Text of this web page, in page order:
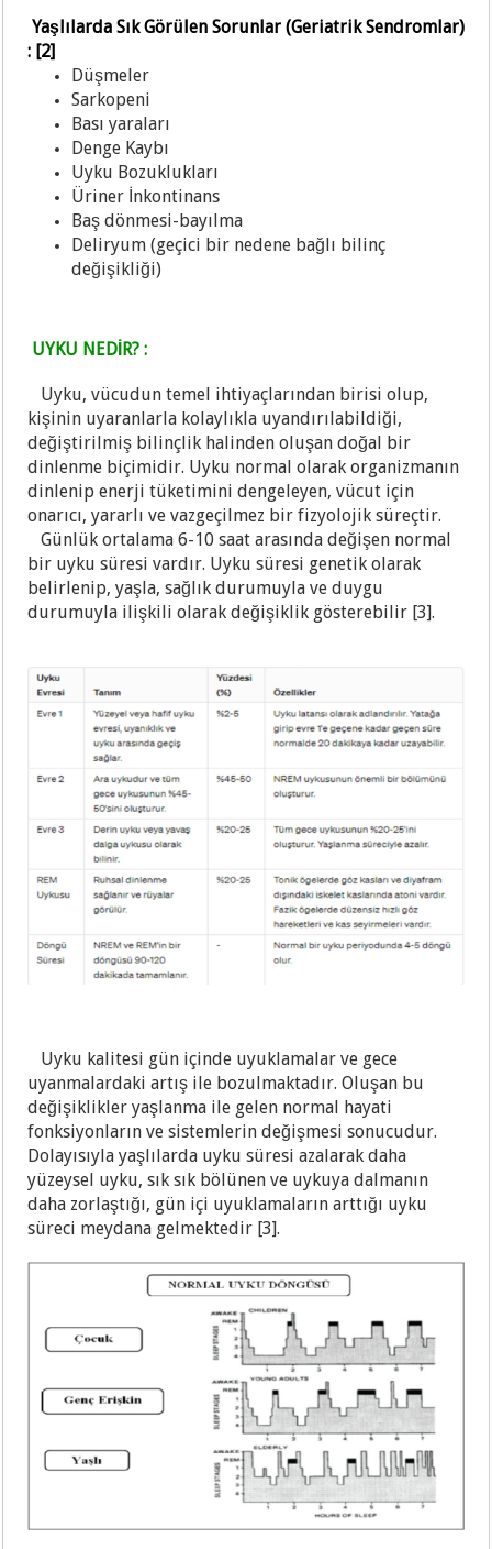
Yaşlılarda Sık Görülen Sorunlar (Geriatrik Sendromlar)
: [2]
Düşmeler
Sarkopeni
Bası yaraları
Denge Kaybı
Uyku Bozuklukları
Üriner İnkontinans
Baş dönmesi-bayılma
Deliryum (geçici bir nedene bağlı bilinç
değişikliği)
UYKU NEDİR? :
Uyku, vücudun temel ihtiyaçlarından birisi olup,
kişinin uyaranlarla kolaylıkla uyandırılabildiği,
değiştirilmiş bilinçlik halinden oluşan doğal bir
dinlenme biçimidir. Uyku normal olarak organizmanın
dinlenip enerji tüketimini dengeleyen, vücut için
onarıcı, yararlı ve vazgeçilmez bir fizyolojik süreçtir.
Günlük ortalama 6-10 saat arasında değişen normal
bir uyku süresi vardır. Uyku süresi genetik olarak
belirlenip, yaşla, sağlık durumuyla ve duygu
durumuyla ilişkili olarak değişiklik gösterebilir [3].
Uyku kalitesi gün içinde uyuklamalar ve gece
uyanmalardaki artış ile bozulmaktadır. Oluşan bu
değişiklikler yaşlanma ile gelen normal hayati
fonksiyonların ve sistemlerin değişmesi sonucudur.
Dolayısıyla yaşlılarda uyku süresi azalarak daha
yüzeysel uyku, sık sık bölünen ve uykuya dalmanın
daha zorlaştığı, gün içi uyuklamaların arttığı uyku
süreci meydana gelmektedir [3].